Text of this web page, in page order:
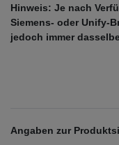
Hinweis: Je nach
Siemens- oder Unify-
jedoch immer
Angaben zur